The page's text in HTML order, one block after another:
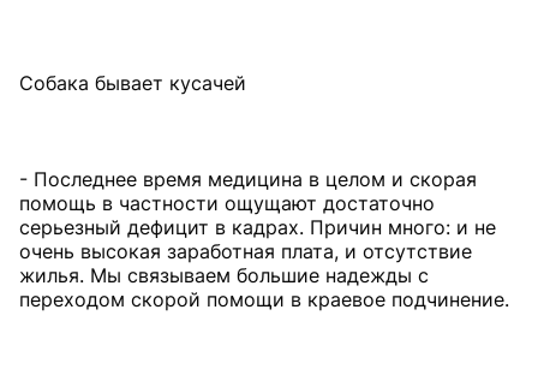
Собака бывает кусачей
- Последнее время медицина в целом и скорая
помощь в частности ощущают достаточно
серьезный дефицит в кадрах. Причин много: и не
очень высокая заработная плата, и отсутствие
жилья. Мы связываем большие надежды с
переходом скорой помощи в краевое подчинение.